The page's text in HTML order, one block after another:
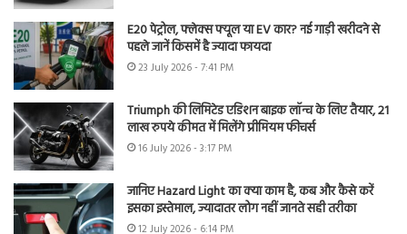
E20 पेट्रोल, फ्लेक्स फ्यूल या EV कार? नई गाड़ी खरीदने से
पहले जानें किसमें है ज्यादा फायदा
23 July 2026 - 7:41 PM
Triumph की लिमिटेड एडिशन बाइक लॉन्च के लिए तैयार, 21
लाख रुपये कीमत में मिलेंगे प्रीमियम फीचर्स
16 July 2026 - 3:17 PM
जानिए Hazard Light का क्या काम है, कब और कैसे करें
इसका इस्तेमाल, ज्यादातर लोग नहीं जानते सही तरीका
12 July 2026 - 6:14 PM